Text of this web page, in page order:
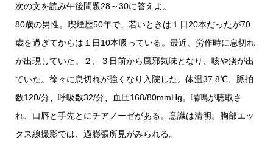
次の文を読み午後問題28～30に答えよ。
80歳の男性。喫煙歴50年で、若いときは１日20本だったが70
歳を過ぎてからは１日10本吸っている。最近、労作時に息切れ
が出現していた。２、３日前から風邪気味となり、咳や痰が出
ていた。徐々に息切れが強くなり入院した。体温37.8℃、脈拍
数120/分、呼吸数32/分、血圧168/80mmHg。喘鳴が聴取さ
れ、口唇と手先とにチアノーゼがある。意識は清明。胸部エッ
クス線撮影では、過膨張所見がみられる。